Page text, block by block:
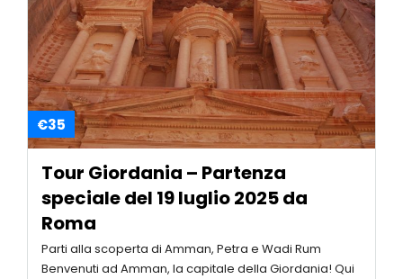
€35
Tour Giordania – Partenza
speciale del 19 luglio 2025 da
Roma
Parti alla scoperta di Amman, Petra e Wadi Rum
Benvenuti ad Amman, la capitale della Giordania! Qui